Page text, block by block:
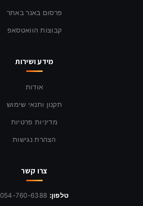
פרסום באנר באתר
קבוצות הוואטסאפ
מידע ושירות
אודות
תקנון ותנאי שימוש
מדיניות פרטיות
הצהרת נגישות
צרו קשר
טלפון: 054-760-6388